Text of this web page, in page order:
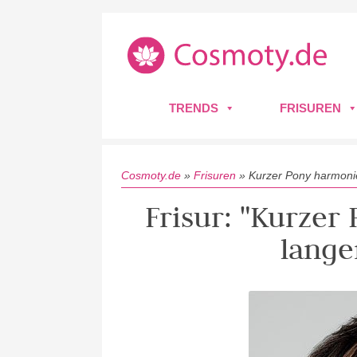
TRENDS FRISUREN
Cosmoty.de » Frisuren » Kurzer Pony
Frisur: "Kurzer